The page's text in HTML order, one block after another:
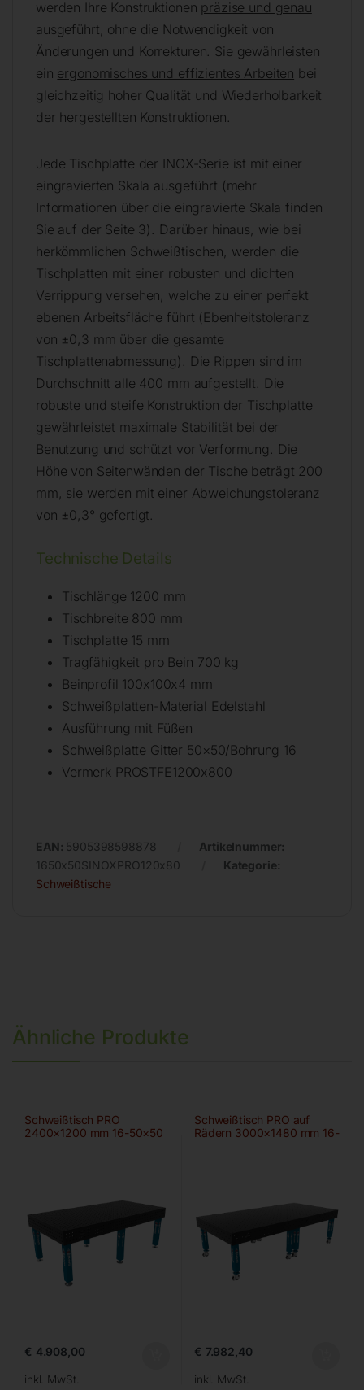
werden Ihre Konstruktionen präzise und genau
ausgeführt, ohne die Notwendigkeit von
Änderungen und Korrekturen. Sie gewährleisten
ein ergonomisches und effizientes Arbeiten bei
gleichzeitig hoher Qualität und Wiederholbarkeit
der hergestellten Konstruktionen.
Jede Tischplatte der INOX-Serie ist mit einer
eingravierten Skala ausgeführt (mehr
Informationen über die eingravierte Skala finden
Sie auf der Seite 3). Darüber hinaus, wie bei
herkömmlichen Schweißtischen, werden die
Tischplatten mit einer robusten und dichten
Verrippung versehen, welche zu einer perfekt
ebenen Arbeitsfläche führt (Ebenheitstoleranz
von ±0,3 mm über die gesamte
Tischplattenabmessung). Die Rippen sind im
Durchschnitt alle 400 mm aufgestellt. Die
robuste und steife Konstruktion der Tischplatte
gewährleistet maximale Stabilität bei der
Benutzung und schützt vor Verformung. Die
Höhe von Seitenwänden der Tische beträgt 200
mm, sie werden mit einer Abweichungstoleranz
von ±0,3° gefertigt.
Technische Details
Tischlänge 1200 mm
Tischbreite 800 mm
Tischplatte 15 mm
Tragfähigkeit pro Bein 700 kg
Beinprofil 100x100x4 mm
Schweißplatten-Material Edelstahl
Ausführung mit Füßen
Schweißplatte Gitter 50×50/Bohrung 16
Vermerk PROSTFE1200x800
EAN: 5905398598878
Artikelnummer:
1650x50SINOXPRO120x80
Kategorie:
Schweißtische
Ähnliche Produkte
Schweißtisch PRO
2400×1200 mm 16-50×50
€ 4.908,00
inkl. MwSt.
Schweißtisch PRO auf
Rädern 3000×1480 mm 16-
€ 7.982,40
inkl. MwSt.